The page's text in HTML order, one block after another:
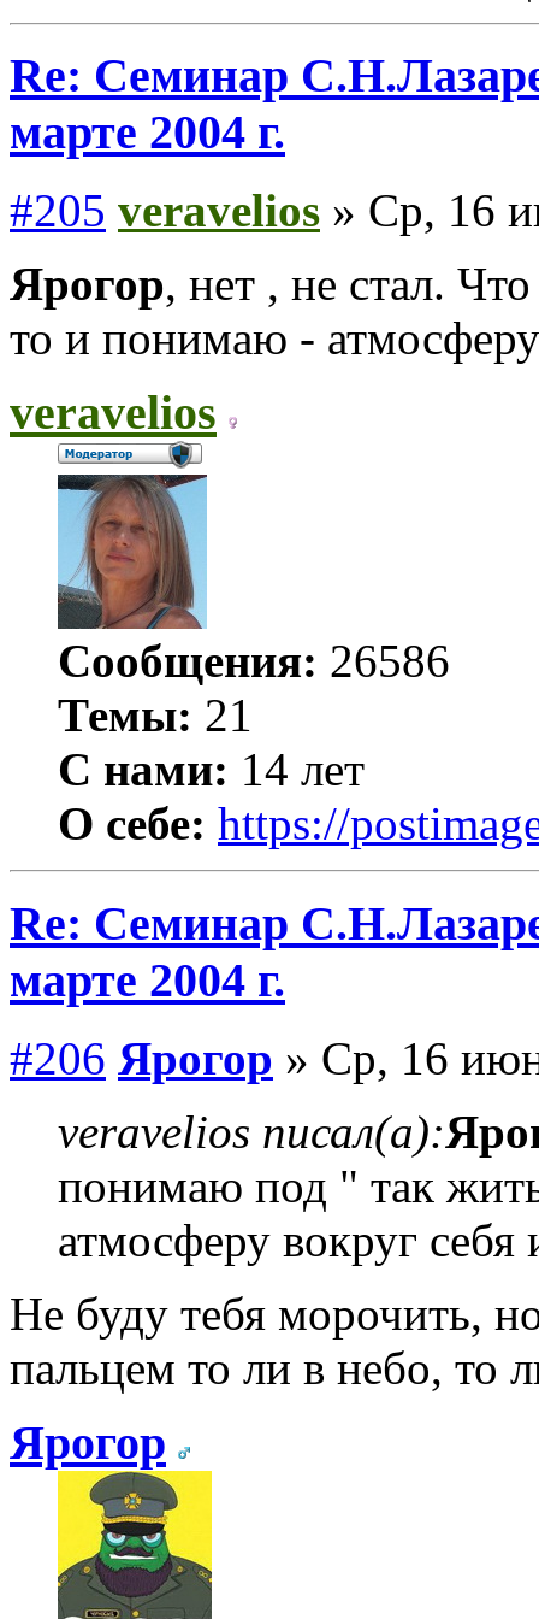
Re: Семинар
марте 2004 г.
#205 veravelios » Ср, 16
Ярогор, нет , не стал.
то и понимаю -
veravelios
Сообщения: 26586
Темы: 21
С нами: 14 лет
О себе: https://
Re: Семинар
марте 2004 г.
#206 Ярогор » Ср, 16
veravelios писал(а):
понимаю под " так
атмосферу вокруг себя
Не буду тебя морочить,
пальцем то ли в небо, то
Ярогор